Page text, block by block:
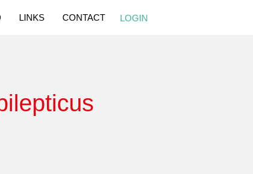
LOGIN
LINKS CONTACT